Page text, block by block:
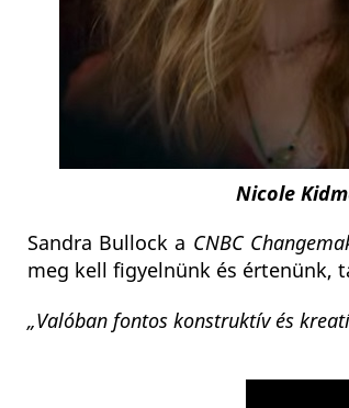
Nicole
Sandra Bullock a CNBC
meg kell figyelnünk és értenünk,
„Valóban fontos konstruktív és